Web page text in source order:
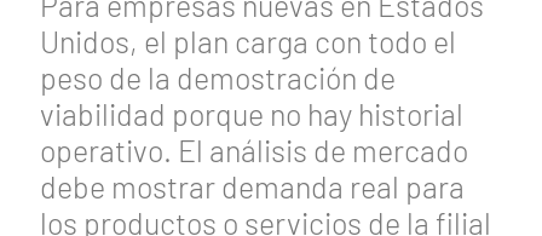
Unidos, el plan carga con todo el
peso de la demostración de
viabilidad porque no hay historial
operativo. El análisis de mercado
debe mostrar demanda real para
los productos o servicios de la filial